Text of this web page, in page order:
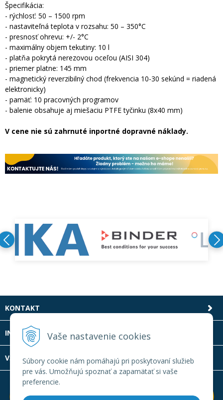
Vaše nastavenie cookies
Súbory cookie nám pomáhajú pri poskytovaní služieb
pre vás. Umožňujú spoznať a zapamätať si vaše
preferencie.
Špecifikácia:
- rýchlosť: 50 – 1500 rpm
- nastaviteľná teplota v rozsahu: 50 – 350°C
- presnosť ohrevu: +/- 2°C
- maximálny objem tekutiny: 10 l
- platňa pokrytá nerezovou oceľou (AISI 304)
- priemer platne: 145 mm
- magnetický reverzibilný chod (frekvencia 10-30 sekúnd = riadená
elektronicky)
- pamäť: 10 pracovných programov
- balenie obsahuje aj miešaciu PTFE tyčinku (8x40 mm)
V cene nie sú zahrnuté inportné dopravné náklady.
KONTAKT
INFOLINKA
VŠETKO O NÁKUPE